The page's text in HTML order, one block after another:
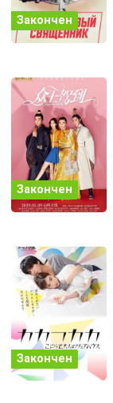
Закончен
Закончен
Закончен